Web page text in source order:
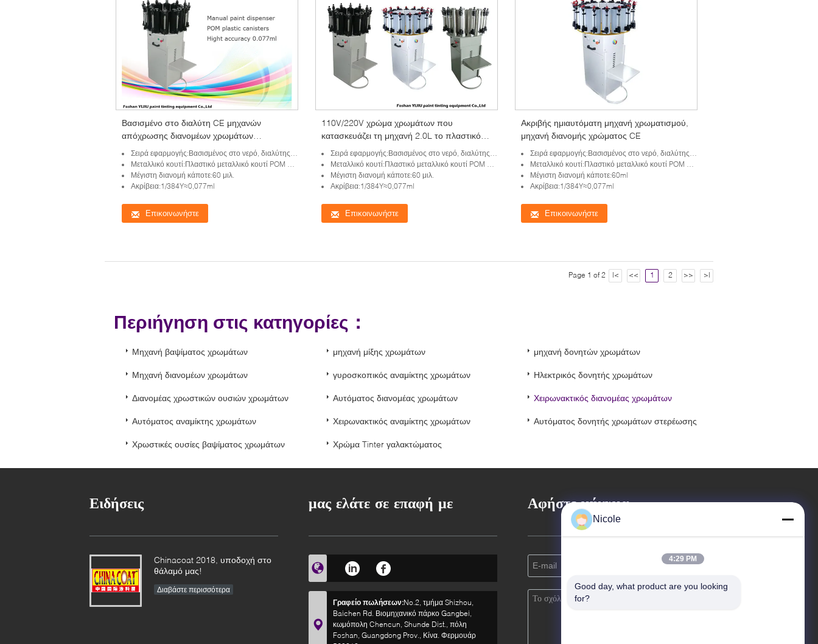
Βασισμένο στο διαλύτη CE μηχανών
απόχρωσης διανομέων χρωμάτων
χρωμάτων χειρωνακτικό με τις κεραμικές
βαλβίδες
Σειρά εφαρμογής:Βασισμένος στο νερό, διαλύτης που βασίζονται, καθολική χρωστική ουσία
Μεταλλικό κουτί:Πλαστικό μεταλλικό κουτί POM σε 2.0L
Μέγιστη διανομή κάποτε:60 μιλ.
Ακρίβεια:1/384Y≈0,077ml
Επικοινωνήστε
110V/220V χρώμα χρωμάτων που
κατασκευάζει τη μηχανή 2.0L το πλαστικό
μεταλλικό κουτί χειρωνακτικός διανομέας
απόχρωσης
Σειρά εφαρμογής:Βασισμένος στο νερό, διαλύτης που βασίζονται, καθολική χρωστική ουσία
Μεταλλικό κουτί:Πλαστικό μεταλλικό κουτί POM σε 2.0L
Μέγιστη διανομή κάποτε:60 μιλ.
Ακρίβεια:1/384Y≈0,077ml
Επικοινωνήστε
Ακριβής ημιαυτόματη μηχανή χρωματισμού,
μηχανή διανομής χρώματος CE
Σειρά εφαρμογής:Βασισμένος στο νερό, διαλύτης που βασίζονται, καθολική χρωστική ουσία
Μεταλλικό κουτί:Πλαστικό μεταλλικό κουτί POM σε 2.0L
Μέγιστη διανομή κάποτε:60ml
Ακρίβεια:1/384Y≈0,077ml
Επικοινωνήστε
Page 1 of 2 |< << 1 2 >> >|
Περιήγηση στις κατηγορίες：
Μηχανή βαψίματος χρωμάτων μηχανή μίξης χρωμάτων μηχανή δονητών χρωμάτων
Μηχανή διανομέων χρωμάτων γυροσκοπικός αναμίκτης χρωμάτων Ηλεκτρικός δονητής χρωμάτων
Διανομέας χρωστικών ουσιών χρωμάτων Αυτόματος διανομέας χρωμάτων Χειρωνακτικός διανομέας χρωμάτων
Αυτόματος αναμίκτης χρωμάτων Χειρωνακτικός αναμίκτης χρωμάτων Αυτόματος δονητής χρωμάτων στερέωσης
Χρωστικές ουσίες βαψίματος χρωμάτων Χρώμα Tinter γαλακτώματος
Ειδήσεις
Chinacoat 2018, υποδοχή στο
θάλαμό μας!
Διαβάστε περισσότερα
μας ελάτε σε επαφή με
Γραφείο πωλήσεων:No.2, τμήμα Shizhou,
Baichen Rd. Βιομηχανικό πάρκο Gangbei,
κωμόπολη Chencun, Shunde Dist., πόλη
Foshan, Guangdong Prov., Κίνα. Φερμουάρ
Αφήστε μήνυμα
Nicole
4:29 PM
Good day, what product are you looking
for?